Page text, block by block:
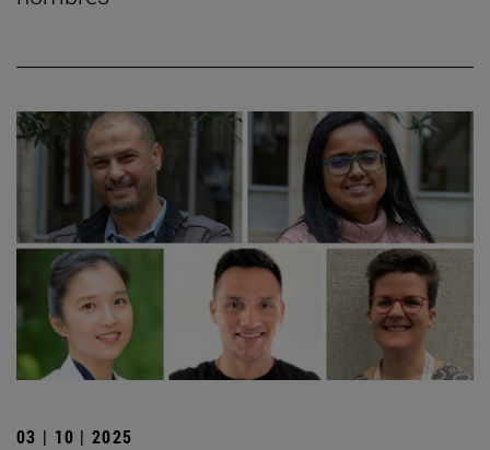
03 | 10 | 2025